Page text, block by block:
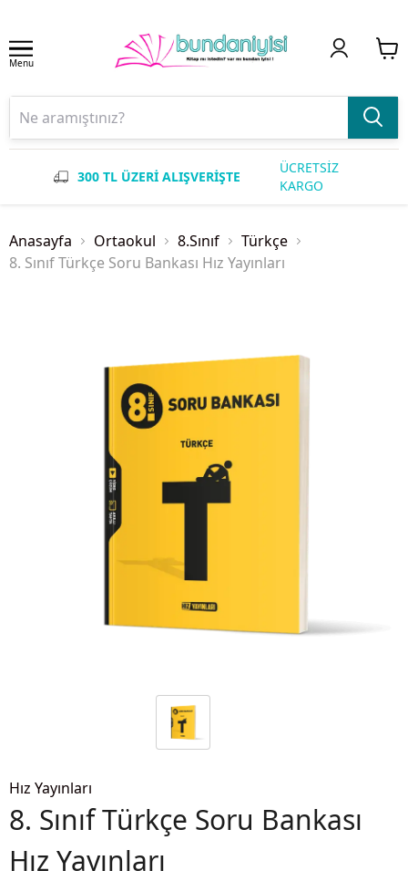
Menu
300 TL ÜZERİ ALIŞVERİŞTE
ÜCRETSİZ
KARGO
Anasayfa Ortaokul 8.Sınıf
Türkçe
8. Sınıf Türkçe Soru Bankası Hız Yayınları
Hız Yayınları
8. Sınıf Türkçe Soru Bankası
Hız Yayınları